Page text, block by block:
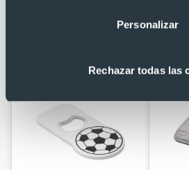
Personalizar
Rechazar todas las
plástico personalizado